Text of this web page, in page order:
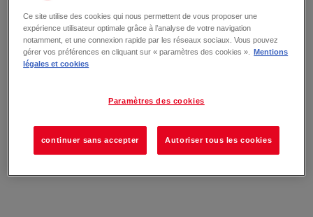
Ce site utilise des cookies qui nous permettent de vous proposer une
expérience utilisateur optimale grâce à l’analyse de votre navigation
notamment, et une connexion rapide par les réseaux sociaux. Vous pouvez
gérer vos préférences en cliquant sur « paramètres des cookies ».
Mentions
légales et cookies
Paramètres des cookies
continuer sans accepter Autoriser tous les cookies